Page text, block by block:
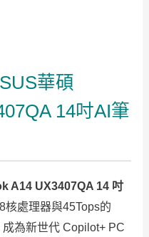
華碩
14吋AI筆
A14 UX3407QA 14 吋
核處理器與45Tops的
為新世代 Copilot+ PC